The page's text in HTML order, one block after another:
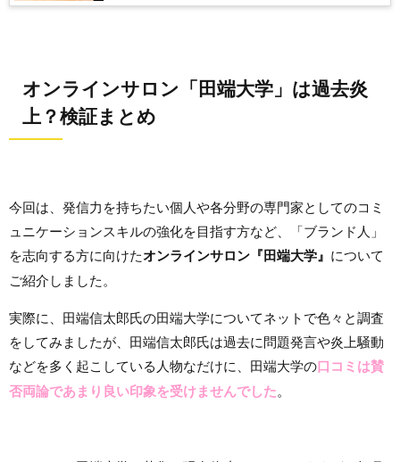
オンラインサロン「田端大学」は過去炎
上？検証まとめ
今回は、発信力を持ちたい個人や各分野の専門家としてのコミ
ュニケーションスキルの強化を目指す方など、「ブランド人」
を志向する方に向けたオンラインサロン『田端大学』 について
ご紹介しました。
実際に、田端信太郎氏の田端大学についてネットで色々と調査
をしてみましたが、田端信太郎氏は過去に問題発言や炎上騒動
などを多く起こしている人物なだけに、田端大学の口コミは賛
否両論であまり良い印象を受けませんでした。